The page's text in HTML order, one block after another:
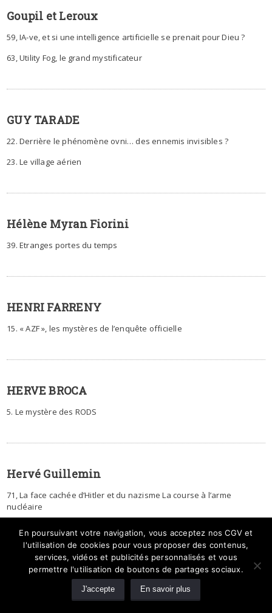
Goupil et Leroux
59, IA-ve, et si une intelligence artificielle se prenait pour Dieu ?
63, Utility Fog, le grand mystificateur
GUY TARADE
22. Derrière le phénomène ovni… des ennemis invisibles ?
23. Le village aérien
Hélène Myran Fiorini
39. Etranges portes du temps
HENRI FARRENY
15. « AZF », les mystères de l’enquête officielle
HERVE BROCA
5. Le mystère des RODS
Hervé Guillemin
71, La face cachée d’Hitler et du nazisme La course à l’arme
nucléaire
HUGUES MONDRIAN
8. La mort de Diana : est-ce vraiment un accident ?
En poursuivant votre navigation, vous acceptez nos CGV et
l'utilisation de cookies pour vous proposer des contenus,
services, vidéos et publicités personnalisés et vous
permettre l'utilisation de boutons de partages sociaux.
J'accepte En savoir plus